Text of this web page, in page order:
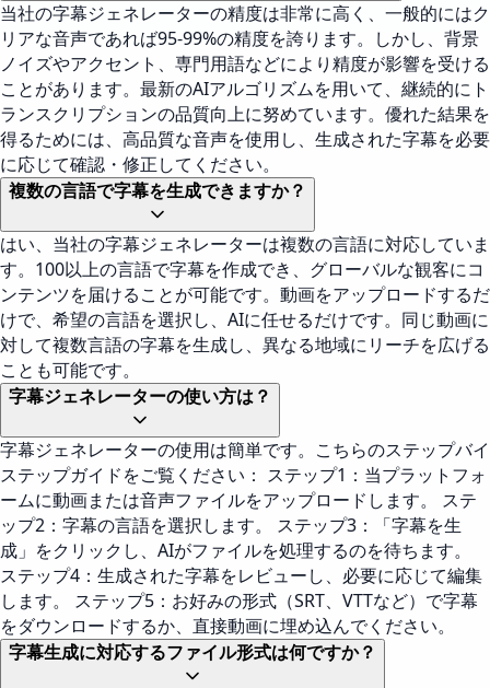
当社の字幕ジェネレーターの精度は非常に高く、一般的にはク
リアな音声であれば95-99%の精度を誇ります。しかし、背景
ノイズやアクセント、専門用語などにより精度が影響を受ける
ことがあります。最新のAIアルゴリズムを用いて、継続的にト
ランスクリプションの品質向上に努めています。優れた結果を
得るためには、高品質な音声を使用し、生成された字幕を必要
に応じて確認・修正してください。
複数の言語で字幕を生成できますか？
はい、当社の字幕ジェネレーターは複数の言語に対応していま
す。100以上の言語で字幕を作成でき、グローバルな観客にコ
ンテンツを届けることが可能です。動画をアップロードするだ
けで、希望の言語を選択し、AIに任せるだけです。同じ動画に
対して複数言語の字幕を生成し、異なる地域にリーチを広げる
ことも可能です。
字幕ジェネレーターの使い方は？
字幕ジェネレーターの使用は簡単です。こちらのステップバイ
ステップガイドをご覧ください： ステップ1：当プラットフォ
ームに動画または音声ファイルをアップロードします。 ステ
ップ2：字幕の言語を選択します。 ステップ3：「字幕を生
成」をクリックし、AIがファイルを処理するのを待ちます。
ステップ4：生成された字幕をレビューし、必要に応じて編集
します。 ステップ5：お好みの形式（SRT、VTTなど）で字幕
をダウンロードするか、直接動画に埋め込んでください。
字幕生成に対応するファイル形式は何ですか？